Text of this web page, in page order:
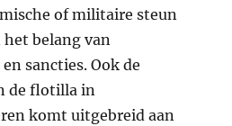
of militaire steun
belang van
sancties. Ook de
de flotilla in
komt uitgebreid aan